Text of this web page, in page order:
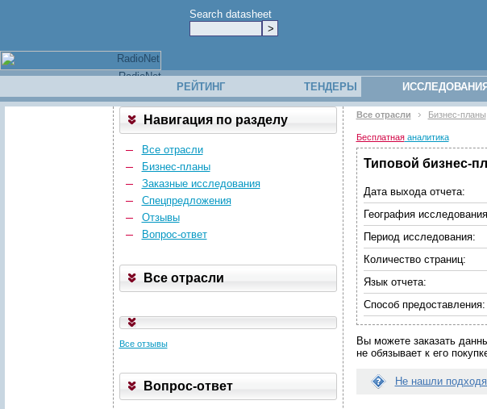
Search datasheet
РЕЙТИНГ ТЕНДЕРЫ ИССЛЕДОВАНИЯ
Навигация по разделу
Все отрасли
Бизнес-планы
Заказные исследования
Спецпредложения
Отзывы
Вопрос-ответ
Все отрасли
Все отзывы
Вопрос-ответ
Все отрасли Бизнес-планы
Бесплатнаяаналитика
Типовой бизнес-
Дата выхода отчета:
География
Период исследования:
Количество страниц:
Язык отчета:
Способ предоставления:
Вы можете заказать
не обязывает к его
Не нашли